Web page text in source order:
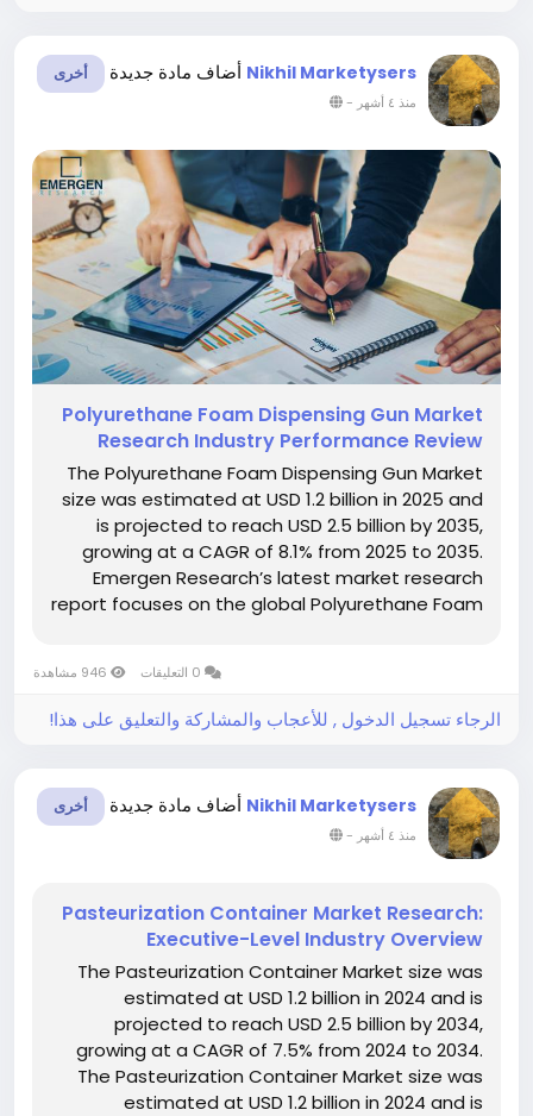
Nikhil Marketysers أضاف مادة جديدة أخرى
منذ ٤ أشهر -
Polyurethane Foam Dispensing Gun Market
Research Industry Performance Review
The Polyurethane Foam Dispensing Gun Market
size was estimated at USD 1.2 billion in 2025 and
is projected to reach USD 2.5 billion by 2035,
growing at a CAGR of 8.1% from 2025 to 2035.
Emergen Research’s latest market research
report focuses on the global Polyurethane Foam
الرجاء تسجيل الدخول , للأعجاب والمشاركة والتعليق على هذا!
Nikhil Marketysers أضاف مادة جديدة أخرى
منذ ٤ أشهر -
Pasteurization Container Market Research:
Executive-Level Industry Overview
The Pasteurization Container Market size was
estimated at USD 1.2 billion in 2024 and is
projected to reach USD 2.5 billion by 2034,
growing at a CAGR of 7.5% from 2024 to 2034.
The Pasteurization Container Market size was
estimated at USD 1.2 billion in 2024 and is